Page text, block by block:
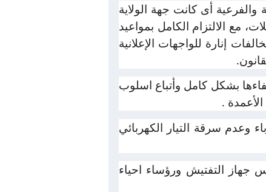
والفرعية أى كانت جهة الولاية
مع الالتزام الكامل بمواعيد
إنارة للواجهات الإعلانية
بشكل كامل وأتباع اسلوب
.
وعدم سرقة التيار الكهربائي
جهاز التفتيش ورؤساء احياء